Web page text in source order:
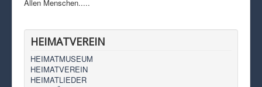
Allen Menschen.....
HEIMATVEREIN
HEIMATMUSEUM
HEIMATVEREIN
HEIMATLIEDER